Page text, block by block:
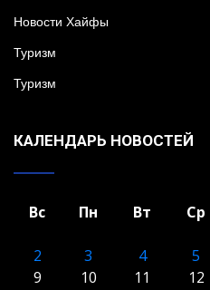
Новости Хайфы
Туризм
Туризм
КАЛЕНДАРЬ НОВОСТЕЙ
Вс Пн Вт Ср
2
3 4 5
9
10 11 12